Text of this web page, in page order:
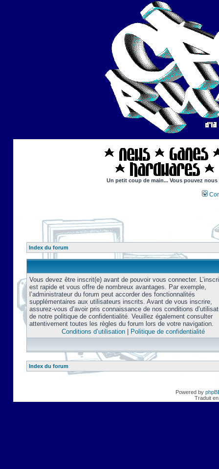
Un petit coup de main... Vous pouvez
Index du forum
Vous devez être inscrit(e) avant de pouvoir vous connecter.
est rapide et vous offre de nombreux avantages. Par exemple,
l’administrateur du forum peut accorder des fonctionnalités
supplémentaires aux utilisateurs inscrits. Avant de vous inscrire,
assurez-vous d’avoir pris connaissance de nos conditions
de notre politique de confidentialité. Veuillez également consulter
attentivement toutes les règles du forum lors de votre navigation.
Conditions d’utilisation| Politique de confidentialité
Index du forum
Powered by
Traduit